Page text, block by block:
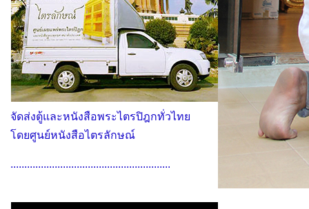
จัดส่งตู้และหนังสือพระไตรปิฎกทั่วไทย
โดยศูนย์หนังสือไตรลักษณ์
..........................................................